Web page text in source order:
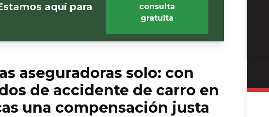
aquí para
consulta
gratuita
aseguradoras solo: con
de accidente de carro en
una compensación justa